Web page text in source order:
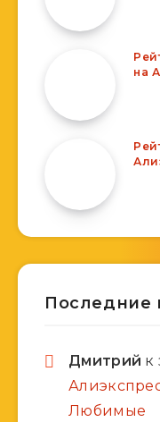
на
Последние
Дмитрий к
Любимые